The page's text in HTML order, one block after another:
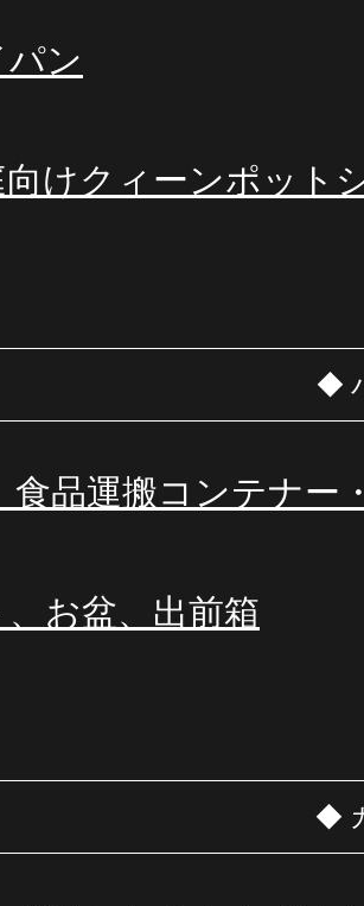
ン
けクィーンポット
◆
食品運搬コンテナー
お盆、出前箱
◆